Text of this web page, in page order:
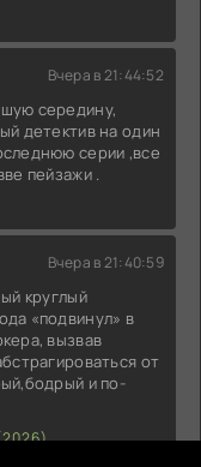
Вчера в 21:44:52
середину,
детектив на один
серии ,все
пейзажи .
Вчера в 21:40:59
круглый
«подвинул» в
вызвав
от
и по-